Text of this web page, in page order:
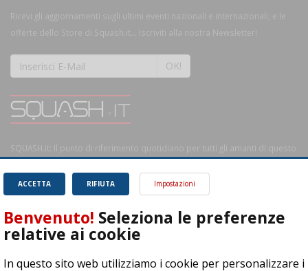
Ricevi gli aggiornamenti sugli ultimi eventi nazionali e internazionali, e le
offerte dello Store di Squash.it... Iscriviti alla nostra Newsletter!
OK!
SQUASH.it: Il punto di riferimento quotidiano per tutti gli amanti di questo
RIFIUTA
ACCETTA Impostazioni
Benvenuto! Seleziona le preferenze
relative ai cookie
In questo sito web utilizziamo i cookie per personalizzare i
04278030988